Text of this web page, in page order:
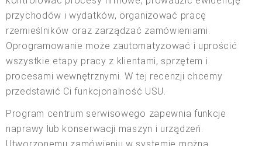
przychodów i wydatków, organizować pracę
rzemieślników oraz zarządzać zamówieniami.
Oprogramowanie może zautomatyzować i uprościć
wszystkie etapy pracy z klientami, sprzętem i
procesami wewnętrznymi. W tej recenzji chcemy
przedstawić Ci funkcjonalność USU.
Program centrum serwisowego zapewnia funkcje
naprawy lub konserwacji maszyn i urządzeń.
Utworzonemu zamówieniu w systemie można